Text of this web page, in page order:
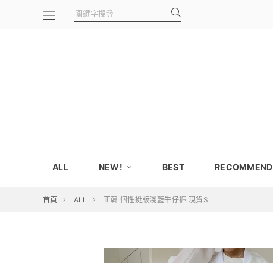
ALL NEW! BEST RECOMMEND
首頁 ALL 正韓 個性挺版淺藍牛仔褲 現貨S